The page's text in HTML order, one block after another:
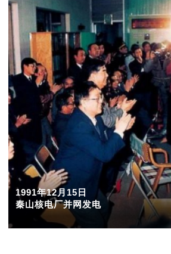
1991年12月15日
秦山核电厂并网发电